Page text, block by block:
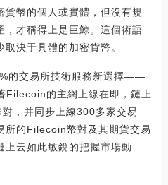
幣的個人或實體，但沒有規
，才稱得上是巨鯨。這個術語
決于具體的加密貨幣。
的交易所技術服務新選擇——
Filecoin的主網上線在即，鏈上
，并同步上線300多家交易
所的Filecoin幣對及其期貨交易
上云如此敏銳的把握市場動